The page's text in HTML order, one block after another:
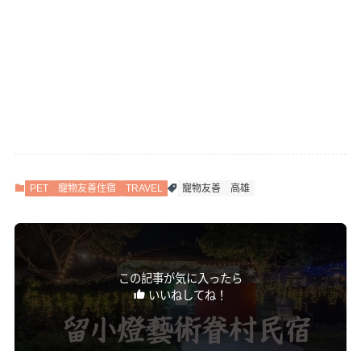
PET 寵物友善住宿 TRAVEL 寵物友善 高雄
この記事が気に入ったら
いいねしてね！